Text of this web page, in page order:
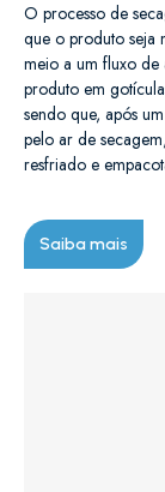
O processo de
que o produto seja
meio a um fluxo
produto em
sendo que, após
pelo ar de
resfriado e
Saiba mais